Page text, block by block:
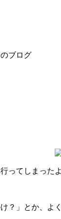
ブログ
ってしまったよ
」とか、よ